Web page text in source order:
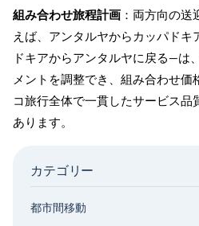
組み合わせ旅程計画 ：両方向の
えば、アンタルヤからカッパド
ドキアからアンタルヤに戻る—は
メントを調整でき、組み合わせ
コ旅行全体で一貫したサービス品
あります。
カテゴリー
都市間移動